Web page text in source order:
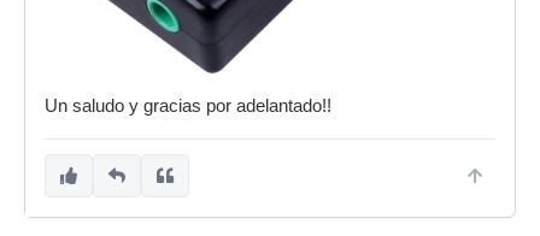
Un saludo y gracias por adelantado!!